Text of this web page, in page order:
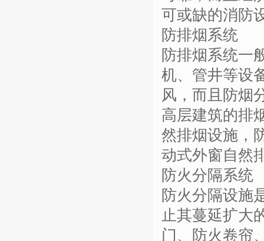
可或缺的消防
防排烟系统
防排烟系统一
机、管井等设
风，而且防烟
高层建筑的排
然排烟设施，
动式外窗自然
防火分隔系统
防火分隔设施
止其蔓延扩大
门、防火卷帘